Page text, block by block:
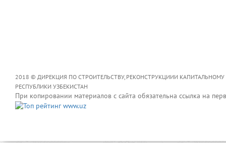
2018 © ДИРЕКЦИЯ ПО СТРОИТЕЛЬСТВУ, РЕКОНСТРУКЦИИИ
РЕСПУБЛИКИ УЗБЕКИСТАН
При копировании материалов с сайта обязательна ссылка на